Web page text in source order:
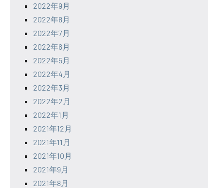
2022年9月
2022年8月
2022年7月
2022年6月
2022年5月
2022年4月
2022年3月
2022年2月
2022年1月
2021年12月
2021年11月
2021年10月
2021年9月
2021年8月